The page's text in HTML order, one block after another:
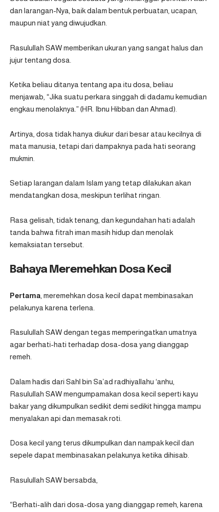
dan larangan-Nya, baik dalam bentuk perbuatan, ucapan,
maupun niat yang diwujudkan.
Rasulullah SAW memberikan ukuran yang sangat halus dan
jujur tentang dosa.
Ketika beliau ditanya tentang apa itu dosa, beliau
menjawab, “Jika suatu perkara singgah di dadamu kemudian
engkau menolaknya.” (HR. Ibnu Hibban dan Ahmad).
Artinya, dosa tidak hanya diukur dari besar atau kecilnya di
mata manusia, tetapi dari dampaknya pada hati seorang
mukmin.
Setiap larangan dalam Islam yang tetap dilakukan akan
mendatangkan dosa, meskipun terlihat ringan.
Rasa gelisah, tidak tenang, dan kegundahan hati adalah
tanda bahwa fitrah iman masih hidup dan menolak
kemaksiatan tersebut.
Bahaya Meremehkan Dosa Kecil
Pertama , meremehkan dosa kecil dapat membinasakan
pelakunya karena terlena.
Rasulullah SAW dengan tegas memperingatkan umatnya
agar berhati-hati terhadap dosa-dosa yang dianggap
remeh.
Dalam hadis dari Sahl bin Sa’ad radhiyallahu ‘anhu,
Rasulullah SAW mengumpamakan dosa kecil seperti kayu
bakar yang dikumpulkan sedikit demi sedikit hingga mampu
menyalakan api dan memasak roti.
Dosa kecil yang terus dikumpulkan dan nampak kecil dan
sepele dapat membinasakan pelakunya ketika dihisab.
Rasulullah SAW bersabda,
“Berhati-alih dari dosa-dosa yang dianggap remeh, karena